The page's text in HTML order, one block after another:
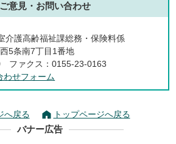
ご意見・お問い合わせ
介護高齢福祉課総務・保険料係
5条南7丁目1番地
ファクス：0155-23-0163
わせフォーム
へ戻る トップページへ戻る
バナー広告